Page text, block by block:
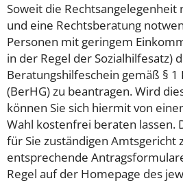
Soweit die Rechtsangelegenheit
und eine Rechtsberatung
Personen mit geringem
in der Regel der Sozialhilfesatz)
Beratungshilfeschein gemäß §
(BerHG) zu beantragen. Wird
können Sie sich hiermit von
Wahl kostenfrei beraten lassen.
für Sie zuständigen Amtsgericht
entsprechende
Regel auf der Homepage des